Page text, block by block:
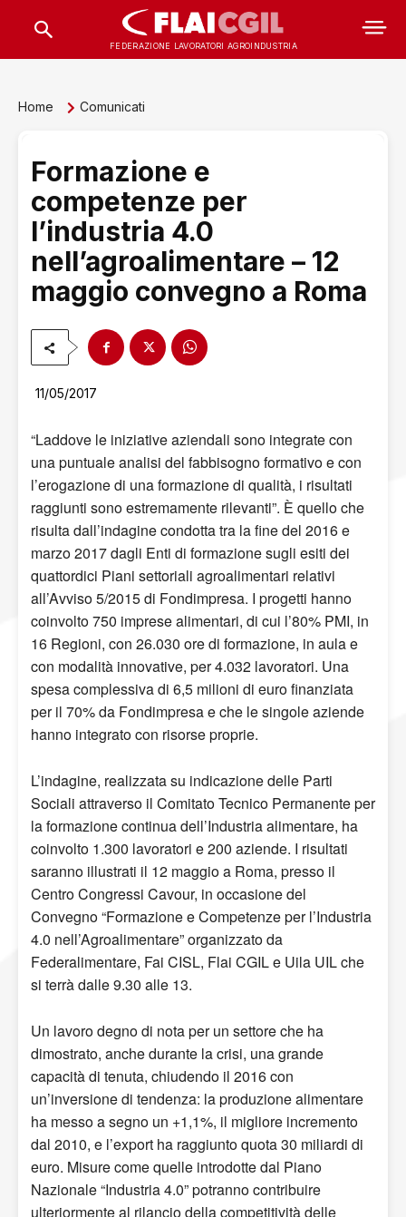
FEDERAZIONE LAVORATORI AGROINDUSTRIA
Home Comunicati
Formazione e
competenze per
l’industria 4.0
nell’agroalimentare – 12
maggio convegno a Roma
11/05/2017
“Laddove le iniziative aziendali sono integrate con
una puntuale analisi del fabbisogno formativo e con
l’erogazione di una formazione di qualità, i risultati
raggiunti sono estremamente rilevanti”. È quello che
risulta dall’indagine condotta tra la fine del 2016 e
marzo 2017 dagli Enti di formazione sugli esiti dei
quattordici Piani settoriali agroalimentari relativi
all’Avviso 5/2015 di Fondimpresa. I progetti hanno
coinvolto 750 imprese alimentari, di cui l’80% PMI, in
16 Regioni, con 26.030 ore di formazione, in aula e
con modalità innovative, per 4.032 lavoratori. Una
spesa complessiva di 6,5 milioni di euro finanziata
per il 70% da Fondimpresa e che le singole aziende
hanno integrato con risorse proprie.
L’indagine, realizzata su indicazione delle Parti
Sociali attraverso il Comitato Tecnico Permanente per
la formazione continua dell’Industria alimentare, ha
coinvolto 1.300 lavoratori e 200 aziende. I risultati
saranno illustrati il 12 maggio a Roma, presso il
Centro Congressi Cavour, in occasione del
Convegno “Formazione e Competenze per l’Industria
4.0 nell’Agroalimentare” organizzato da
Federalimentare, Fai CISL, Flai CGIL e Uila UIL che
si terrà dalle 9.30 alle 13.
Un lavoro degno di nota per un settore che ha
dimostrato, anche durante la crisi, una grande
capacità di tenuta, chiudendo il 2016 con
un’inversione di tendenza: la produzione alimentare
ha messo a segno un +1,1%, il migliore incremento
dal 2010, e l’export ha raggiunto quota 30 miliardi di
euro. Misure come quelle introdotte dal Piano
Nazionale “Industria 4.0” potranno contribuire
ulteriormente al rilancio della competitività delle